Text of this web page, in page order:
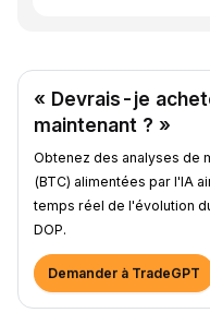
« Devrais-je
maintenant ? »
Obtenez des analyses de
(BTC) alimentées par l'IA
temps réel de l'évolution
DOP.
Demander à TradeGPT